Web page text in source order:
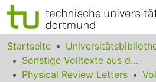
Bereiche & Sammlungen
Das gesamte Repositorium
Startseite
Sonstige Volltexte aus dem Bibliotheksangebot
Physical Review Letters